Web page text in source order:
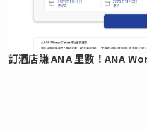
訂酒店賺 ANA 里數！ANA